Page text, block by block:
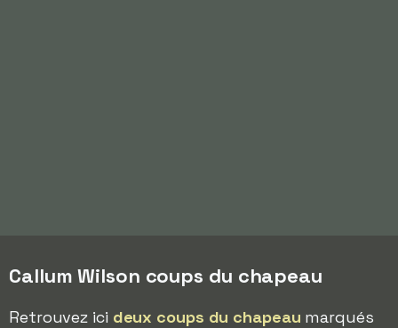
Callum Wilson coups du chapeau
Retrouvez ici deux coups du chapeau marqués